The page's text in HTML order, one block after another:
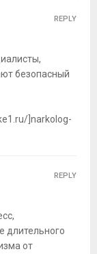
безопасный
]narkolog-
REPLY
длительного
от
REPLY